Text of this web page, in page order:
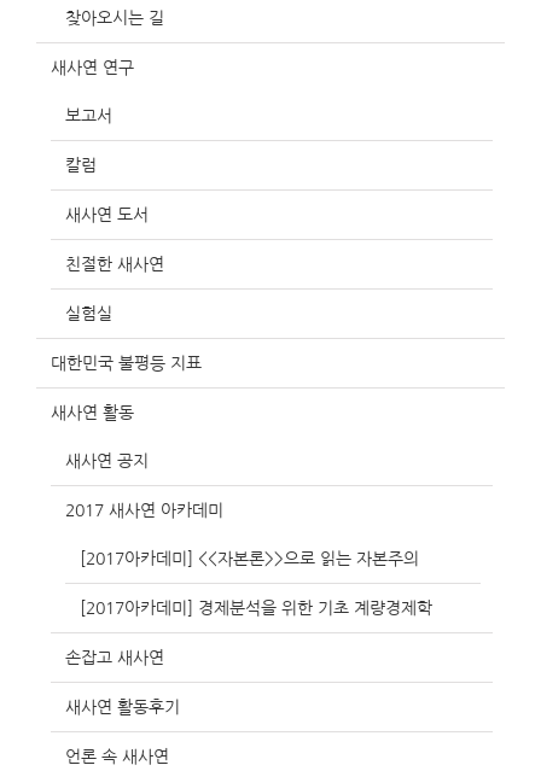
찾아오시는 길
새사연 연구
보고서
칼럼
새사연 도서
친절한 새사연
실험실
대한민국 불평등 지표
새사연 활동
새사연 공지
2017 새사연 아카데미
[2017아카데미] <<자본론>>으로 읽는 자본주의
[2017아카데미] 경제분석을 위한 기초 계량경제학
손잡고 새사연
새사연 활동후기
언론 속 새사연